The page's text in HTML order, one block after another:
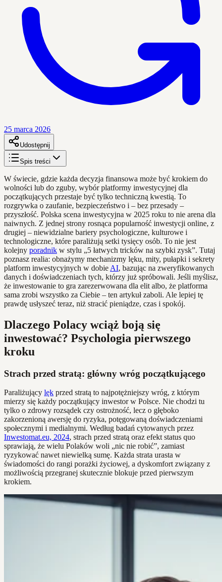
25 marca 2026
Udostępnij
Spis treści
W świecie, gdzie każda decyzja finansowa może być krokiem do
wolności lub do zguby, wybór platformy inwestycyjnej dla
początkujących przestaje być tylko techniczną kwestią. To
rozgrywka o zaufanie, bezpieczeństwo i – bez przesady –
przyszłość. Polska scena inwestycyjna w 2025 roku to nie arena dla
naiwnych. Z jednej strony rosnąca popularność inwestycji online, z
drugiej – niewidzialne bariery psychologiczne, kulturowe i
technologiczne, które paraliżują setki tysięcy osób. To nie jest
kolejny poradnik w stylu „5 łatwych tricków na szybki zysk”. Tutaj
poznasz realia: obnażymy mechanizmy lęku, mity, pułapki i sekrety
platform inwestycyjnych w dobie AI, bazując na zweryfikowanych
danych i doświadczeniach tych, którzy już spróbowali. Jeśli myślisz,
że inwestowanie to gra zarezerwowana dla elit albo, że platforma
sama zrobi wszystko za Ciebie – ten artykuł zaboli. Ale lepiej tę
prawdę usłyszeć teraz, niż stracić pieniądze, czas i spokój.
Dlaczego Polacy wciąż boją się
inwestować? Psychologia pierwszego
kroku
Strach przed stratą: główny wróg początkującego
Paraliżujący lęk przed stratą to najpotężniejszy wróg, z którym
mierzy się każdy początkujący inwestor w Polsce. Nie chodzi tu
tylko o zdrowy rozsądek czy ostrożność, lecz o głęboko
zakorzenioną awersję do ryzyka, potęgowaną doświadczeniami
społecznymi i medialnymi. Według badań cytowanych przez
Inwestomat.eu, 2024, strach przed stratą oraz efekt status quo
sprawiają, że wielu Polaków woli „nic nie robić”, zamiast
ryzykować nawet niewielką sumę. Każda strata urasta w
świadomości do rangi porażki życiowej, a dyskomfort związany z
możliwością przegranej skutecznie blokuje przed pierwszym
krokiem.